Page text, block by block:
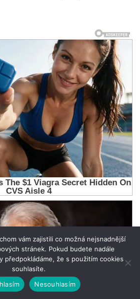
vám zajistili co možná nejsnadnější
stránek. Pokud budete nadále
předpokládáme, že s použitím cookies
souhlasíte.
Nesouhlasím